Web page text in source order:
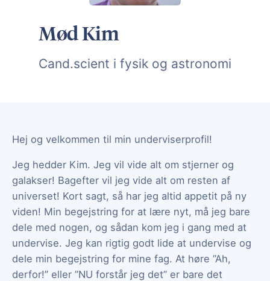
Mød Kim
Cand.scient i fysik og astronomi
Hej og velkommen til min underviserprofil!
Jeg hedder Kim. Jeg vil vide alt om stjerner og
galakser! Bagefter vil jeg vide alt om resten af
universet! Kort sagt, så har jeg altid appetit på ny
viden! Min begejstring for at lære nyt, må jeg bare
dele med nogen, og sådan kom jeg i gang med at
undervise. Jeg kan rigtig godt lide at undervise og
dele min begejstring for mine fag. At høre ”Ah,
derfor!” eller ”NU forstår jeg det” er bare det